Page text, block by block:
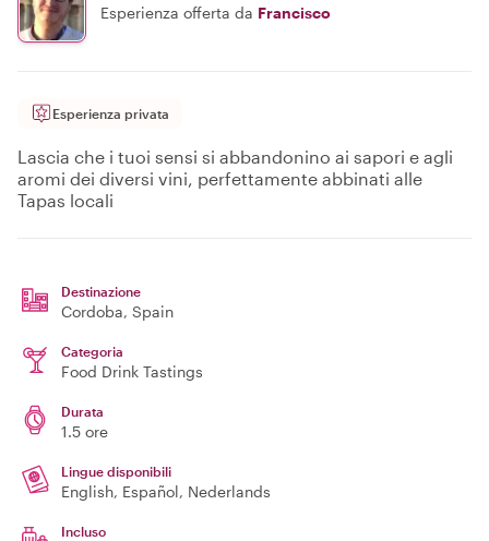
Esperienza offerta da Francisco
Esperienza privata
Lascia che i tuoi sensi si abbandonino ai sapori e agli
aromi dei diversi vini, perfettamente abbinati alle
Tapas locali
Destinazione
Cordoba, Spain
Categoria
Food Drink Tastings
Durata
1.5 ore
Lingue disponibili
English, Español, Nederlands
Incluso